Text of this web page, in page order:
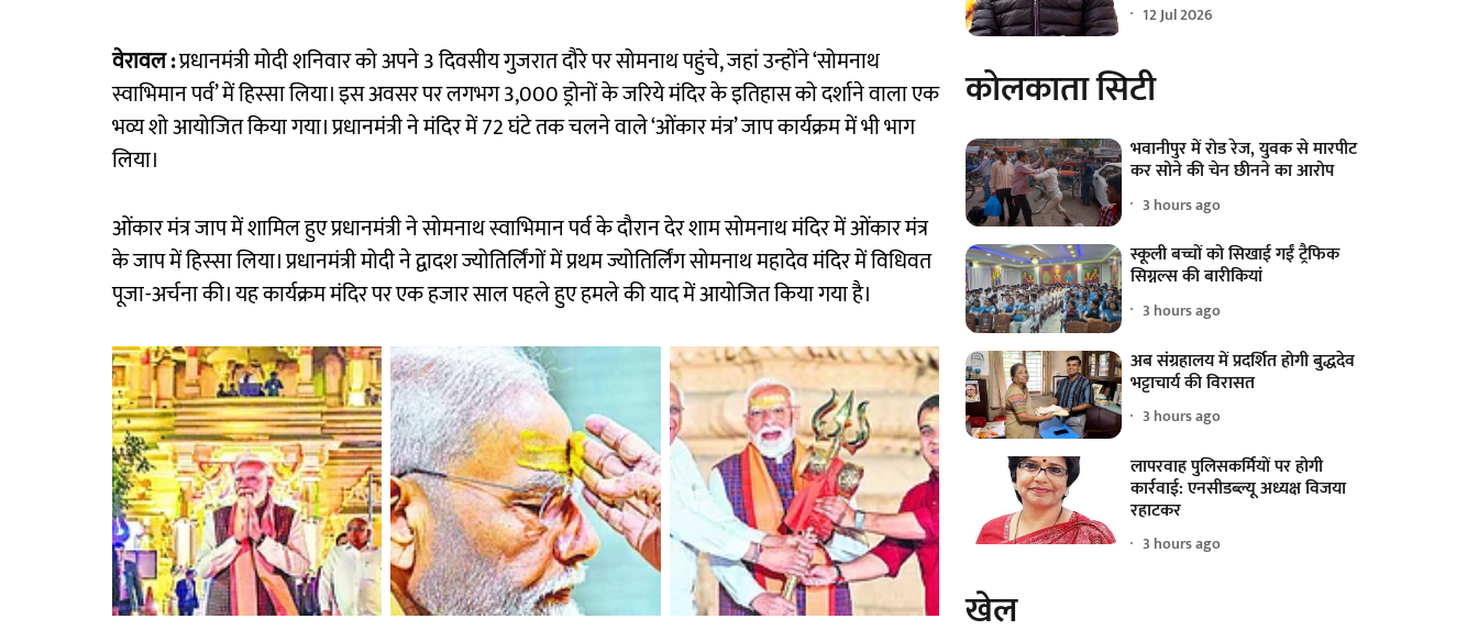
वेरावल :प्रधानमंत्री मोदी शनिवार को अपने 3 दिवसीय गुजरात दौरे पर सोमनाथ पहुंचे, जहां उन्होंने ‘सोमनाथ
स्वाभिमान पर्व’ में हिस्सा लिया। इस अवसर पर लगभग 3,000 ड्रोनों के जरिये मंदिर के इतिहास को दर्शाने वाला एक
भव्य शो आयोजित किया गया। प्रधानमंत्री ने मंदिर में 72 घंटे तक चलने वाले ‘ओंकार मंत्र’ जाप कार्यक्रम में भी भाग
लिया।
ओंकार मंत्र जाप में शामिल हुए प्रधानमंत्री ने सोमनाथ स्वाभिमान पर्व के दौरान देर शाम सोमनाथ मंदिर में ओंकार मंत्र
के जाप में हिस्सा लिया। प्रधानमंत्री मोदी ने द्वादश ज्योतिर्लिंगों में प्रथम ज्योतिर्लिंग सोमनाथ महादेव मंदिर में विधिवत
पूजा-अर्चना की। यह कार्यक्रम मंदिर पर एक हजार साल पहले हुए हमले की याद में आयोजित किया गया है।
12 Jul 2026
कोलकाता सिटी
भवानीपुर में रोड रेज, युवक से मारपीट
कर सोने की चेन छीनने का आरोप
3 hours ago
स्कूली बच्चों को सिखाई गईं ट्रैफिक
सिग्नल्स की बारीकियां
3 hours ago
अब संग्रहालय में प्रदर्शित होगी बुद्धदेव
भट्टाचार्य की विरासत
3 hours ago
लापरवाह पुलिसकर्मियों पर होगी
कार्रवाई: एनसीडब्ल्यू अध्यक्ष विजया
रहाटकर
3 hours ago
खेल